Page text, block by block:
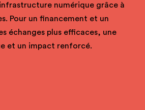
numérique grâce à
Pour un financement et un
échanges plus efficaces, une
et un impact renforcé.